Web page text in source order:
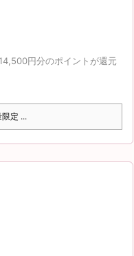
円分のポイントが還元
定 ...